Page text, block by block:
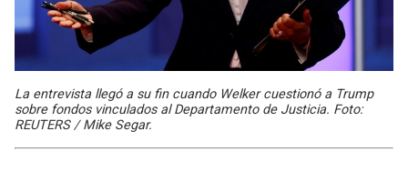
La entrevista llegó a su fin cuando Welker cuestionó a Trump
sobre fondos vinculados al Departamento de Justicia. Foto:
REUTERS / Mike Segar.